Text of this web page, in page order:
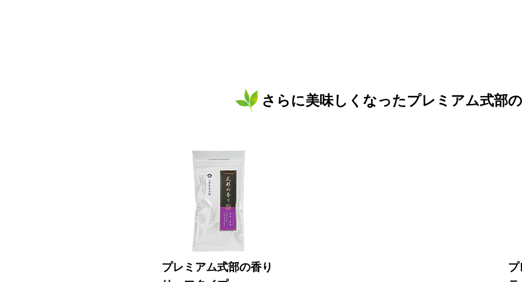
さらに美味しくなったプレミアム式部
プレミアム式部の香り
プ